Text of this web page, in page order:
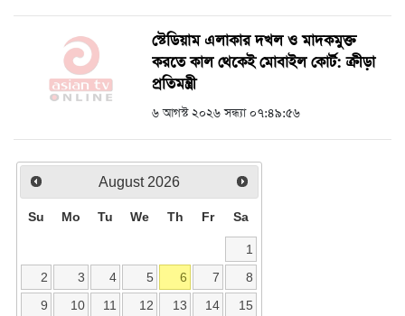
স্টেডিয়াম এলাকার দখল ও মাদকমুক্ত
করতে কাল থেকেই মোবাইল কোর্ট: ক্রীড়া
প্রতিমন্ত্রী
৬ আগস্ট ২০২৬ সন্ধ্যা ০৭:৪৯:৫৬
August 2026
Su Mo Tu We Th Fr Sa
1
2
3 4 5 6 7
8
9
10 11 12 13 14
15